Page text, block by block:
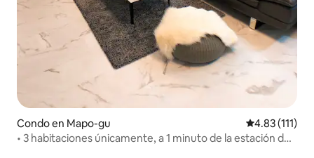
Condo en Mapo-gu Calificación
4.83 (111)
• 3 habitaciones únicamente, a 1 minuto de la estación de